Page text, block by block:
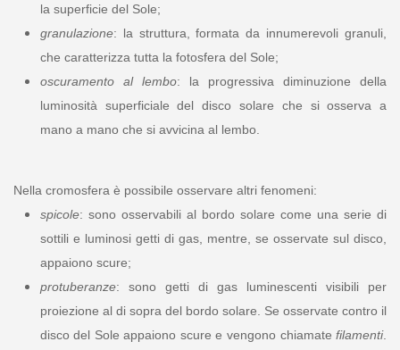
la superficie del Sole;
granulazione: la struttura, formata da innumerevoli granuli,
che caratterizza tutta la fotosfera del Sole;
oscuramento al lembo: la progressiva diminuzione della
luminosità superficiale del disco solare che si osserva a
mano a mano che si avvicina al lembo.
Nella cromosfera è possibile osservare altri fenomeni:
spicole: sono osservabili al bordo solare come una serie di
sottili e luminosi getti di gas, mentre, se osservate sul disco,
appaiono scure;
protuberanze: sono getti di gas luminescenti visibili per
proiezione al di sopra del bordo solare. Se osservate contro il
disco del Sole appaiono scure e vengono chiamatefilamenti.